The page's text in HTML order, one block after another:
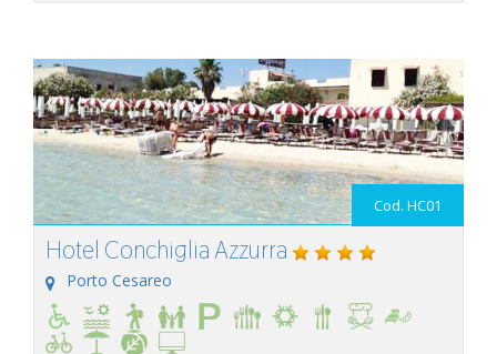
Cod. HC01
Hotel Conchiglia Azzurra
Porto Cesareo